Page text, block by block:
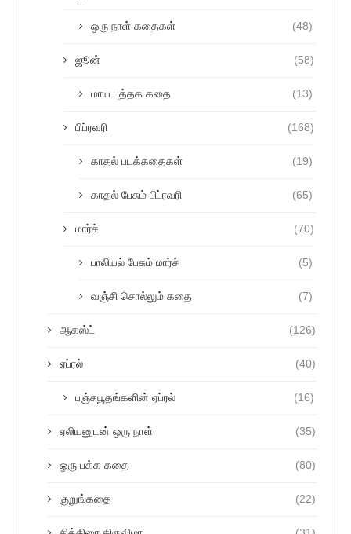
ஒரு நாள் கதைகள் (48)
ஜூன் (58)
மாய புத்தக கதை (13)
பிப்ரவரி (168)
காதல் படக்கதைகள் (19)
காதல் பேசும் பிப்ரவரி (65)
மார்ச் (70)
பாலியல் பேசும் மார்ச் (5)
வஞ்சி சொல்லும் கதை (7)
ஆகஸ்ட் (126)
ஏப்ரல் (40)
பஞ்சபூதங்களின் ஏப்ரல் (16)
ஏலியனுடன் ஒரு நாள் (35)
ஒரு பக்க கதை (80)
குறுங்கதை (22)